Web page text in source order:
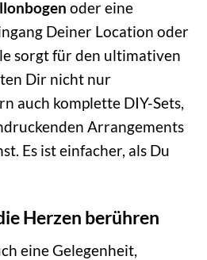
oder eine
Deiner Location oder
sorgt für den ultimativen
Dir nicht nur
auch komplette DIY-Sets,
Arrangements
Es ist einfacher, als Du
Herzen berühren
eine Gelegenheit,